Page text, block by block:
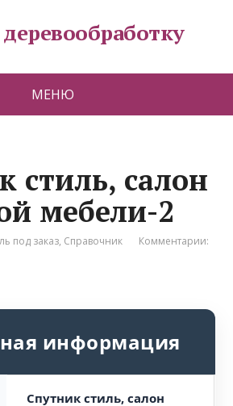
МЕНЮ
стиль, салон
мебели-2
под заказ, Справочник
Комментарии:
информация
Спутник стиль, салон